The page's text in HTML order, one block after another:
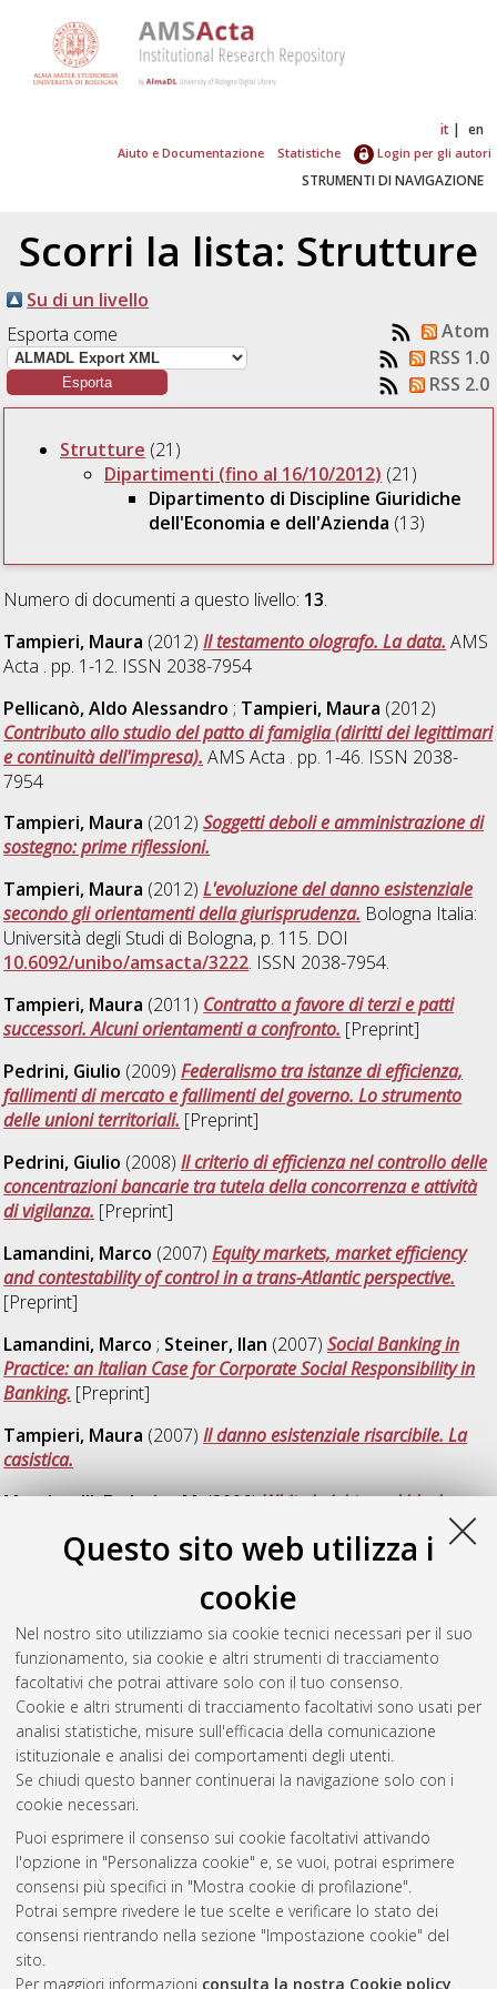
Questo sito web utilizza i
cookie
Nel nostro sito utilizziamo sia cookie tecnici necessari per il suo
funzionamento, sia cookie e altri strumenti di tracciamento
facoltativi che potrai attivare solo con il tuo consenso.
Cookie e altri strumenti di tracciamento facoltativi sono usati per
analisi statistiche, misure sull'efficacia della comunicazione
istituzionale e analisi dei comportamenti degli utenti.
Se chiudi questo banner continuerai la navigazione solo con i
cookie necessari.
Puoi esprimere il consenso sui cookie facoltativi attivando
l'opzione in "Personalizza cookie" e, se vuoi, potrai esprimere
consensi più specifici in "Mostra cookie di profilazione".
Potrai sempre rivedere le tue scelte e verificare lo stato dei
consensi rientrando nella sezione "Impostazione cookie" del
sito.
Per maggiori informazioni consulta la nostra Cookie policy
it en
Aiuto e Documentazione Statistiche Login per gli autori
STRUMENTI DI NAVIGAZIONE
Scorri la lista: Strutture
Su di un livello
Esporta come
Atom
RSS 1.0
RSS 2.0
Strutture (21)
Dipartimenti (fino al 16/10/2012) (21)
Dipartimento di Discipline Giuridiche
dell'Economia e dell'Azienda (13)
Numero di documenti a questo livello: 13.
Tampieri, Maura (2012)Il testamento olografo. La data. AMS
Acta . pp. 1-12. ISSN 2038-7954
Pellicanò, Aldo Alessandro ; Tampieri, Maura (2012)
Contributo allo studio del patto di famiglia (diritti dei legittimari
e continuità dell'impresa). AMS Acta . pp. 1-46. ISSN 2038-
7954
Tampieri, Maura (2012)Soggetti deboli e amministrazione di
sostegno: prime riflessioni.
Tampieri, Maura (2012)L'evoluzione del danno esistenziale
secondo gli orientamenti della giurisprudenza. Bologna Italia:
Università degli Studi di Bologna, p. 115. DOI
10.6092/unibo/amsacta/3222. ISSN 2038-7954.
Tampieri, Maura (2011) Contratto a favore di terzi e patti
successori. Alcuni orientamenti a confronto. [Preprint]
Pedrini, Giulio (2009)Federalismo tra istanze di efficienza,
fallimenti di mercato e fallimenti del governo. Lo strumento
delle unioni territoriali. [Preprint]
Pedrini, Giulio (2008)Il criterio di efficienza nel controllo delle
concentrazioni bancarie tra tutela della concorrenza e attività
di vigilanza. [Preprint]
Lamandini, Marco (2007)Equity markets, market efficiency
and contestability of control in a trans-Atlantic perspective.
[Preprint]
Lamandini, Marco ; Steiner, Ilan (2007)Social Banking in
Practice: an Italian Case for Corporate Social Responsibility in
Banking. [Preprint]
Tampieri, Maura (2007)Il danno esistenziale risarcibile. La
casistica.
Mucciarelli, Federico M.(2006)White knights and black
Mucciarelli, Federico M. (2005)Accordi intra-gruppo e divieto
d’intese anticoncorrenziali.[Preprint]
Lamandini, Marco(2004)Microcredito e "cajas de credito" in
Argentina: considerazioni giuridiche per lo sviluppo e la
regolazione di un sistema finanziario alternativo a servizio
dell'economia locale.[Preprint]
Questa lista e' stata generata ilThu Aug 6 20:32:45 2026
CEST
Atom
Rss
AMS Acta
ISSN: 2038-7954
re3data.org -
doi.org/10.17616/R3P19R
Servizio implementato e